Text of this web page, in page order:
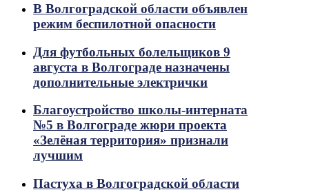
В Волгоградской области объявлен
режим беспилотной опасности
Для футбольных болельщиков 9
августа в Волгограде назначены
дополнительные электрички
Благоустройство школы-интерната
№5 в Волгограде жюри проекта
«Зелёная территория» признали
лучшим
Пастуха в Волгоградской области